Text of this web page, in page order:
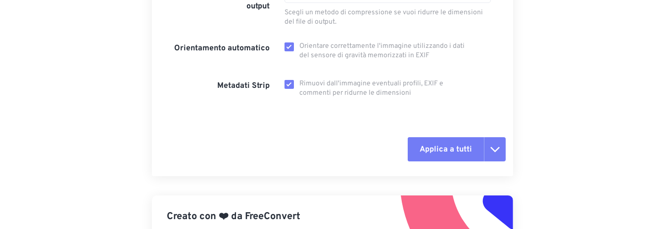
output
Scegli un metodo di compressione se vuoi ridurre le dimensioni
del file di output.
Orientamento automatico
Orientare correttamente l'immagine utilizzando i dati
del sensore di gravità memorizzati in EXIF
Metadati Strip
Rimuovi dall'immagine eventuali profili, EXIF ​​e
commenti per ridurne le dimensioni
Applica a tutti
Applica da preimpostazione
Salva come predefinito
Creato con ❤️ da FreeConvert